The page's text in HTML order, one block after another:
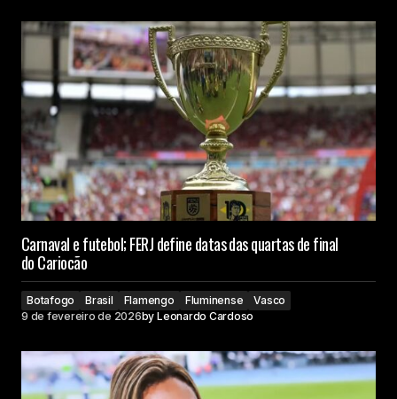
Carnaval e futebol; FERJ define datas das quartas de final
do Cariocão
Botafogo Brasil Flamengo Fluminense
Vasco
9 de fevereiro de 2026by Leonardo Cardoso